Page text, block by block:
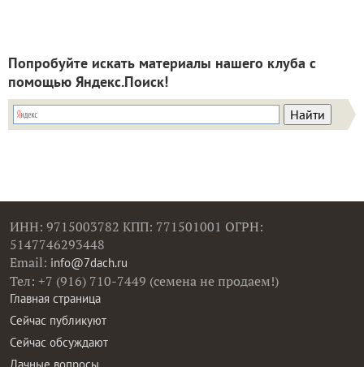
Попробуйте искать материалы нашего клуба с
помощью Яндекс.Поиск!
ИНН: 9715003782 КПП: 771501001 ОГРН:
5147746293448
Email: info@7dach.ru
Тел: +7 (916) 710-7449 (семена не продаем!)
Главная страница
Сейчас публикуют
Сейчас обсуждают
Дачные вопросы